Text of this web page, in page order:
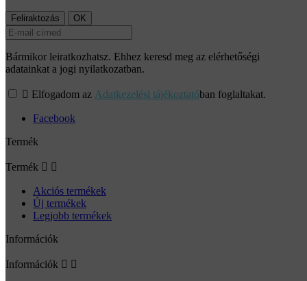
Bármikor leiratkozhatsz. Ehhez keresd meg az elérhetőségi
adatainkat a jogi nyilatkozatban.
 Elfogadom az Adatkezelési tájékoztatóban foglaltakat.
Facebook
Termék
Termék  
Akciós termékek
Új termékek
Legjobb termékek
Információk
Információk  